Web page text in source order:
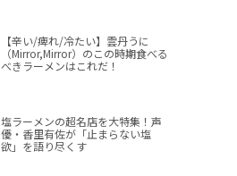
【辛い/痺れ/冷たい】雲丹うに
（Mirror,Mirror）のこの時期食べる
べきラーメンはこれだ！
塩ラーメンの超名店を大特集！声
優・香里有佐が「止まらない塩
欲」を語り尽くす